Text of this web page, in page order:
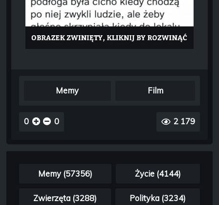
Memy Film
0 0 2 179
Memy (57356) Życie (4144)
Zwierzęta (3288) Polityka (3234)